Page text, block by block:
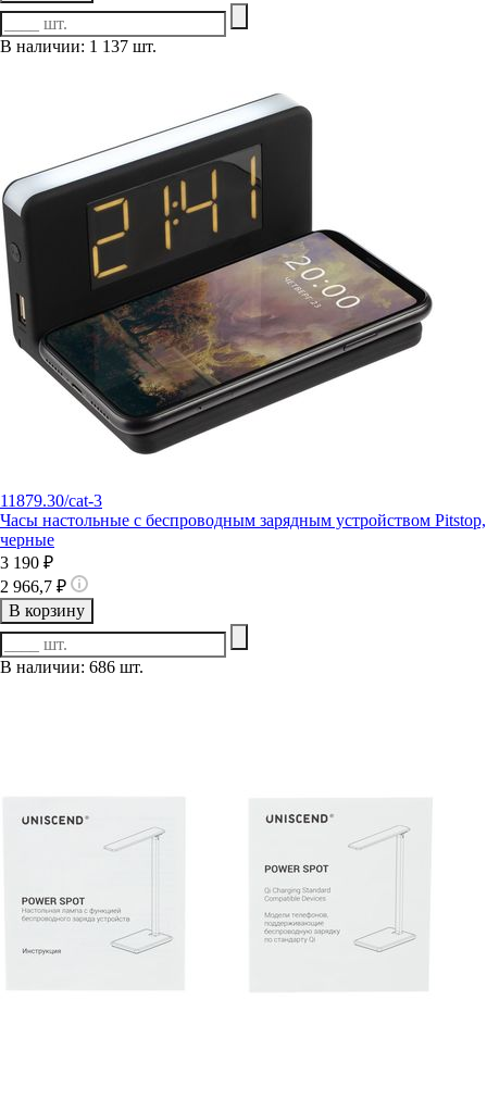
В наличии: 1 137 шт.
11879.30/cat-3
Часы настольные с беспроводным зарядным устройством Pitstop,
черные
3 190 ₽
2 966,7 ₽
В корзину
В наличии: 686 шт.